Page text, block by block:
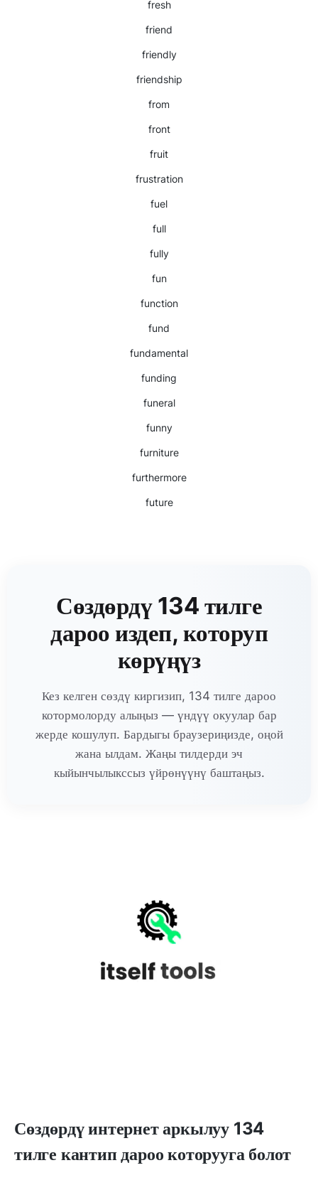
fresh
friend
friendly
friendship
from
front
fruit
frustration
fuel
full
fully
fun
function
fund
fundamental
funding
funeral
funny
furniture
furthermore
future
Сөздөрдү 134 тилге
дароо издеп, которуп
көрүңүз
Кез келген сөздү киргизип, 134 тилге дароо
котормолорду алыңыз — үндүү окуулар бар
жерде кошулуп. Бардыгы браузериңизде, оңой
жана ылдам. Жаңы тилдерди эч
кыйынчылыкссыз үйрөнүүнү баштаңыз.
Сөздөрдү интернет аркылуу 134
тилге кантип дароо которууга болот